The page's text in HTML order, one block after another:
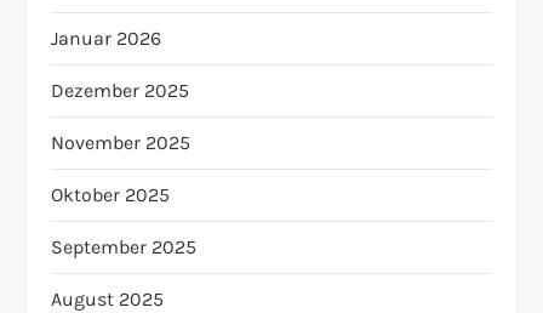
Januar 2026
Dezember 2025
November 2025
Oktober 2025
September 2025
August 2025